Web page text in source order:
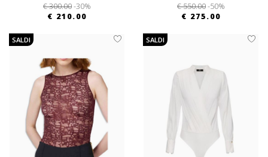
€ 300.00-30%
€ 210.00
€ 550.00-50%
€ 275.00
SALDI SALDI